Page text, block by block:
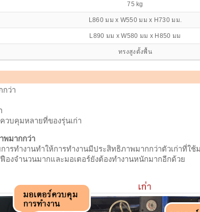
75 kg
L860 มม x W550 มม x H730 มม.
L890 มม x W580 มม x H850 มม
ทรงสูงตั้งพื้น
กว่า
วบคุมหลายที่ของรุ่นเก่า
พมากกว่า
ารทำงานทำให้การทำงานมีประสิทธิภาพมากกว่าตัวเก่าที่ใช้
องจำนวนมากและมอเตอร์ยังต้องทำงานหนักมากอีกด้วย